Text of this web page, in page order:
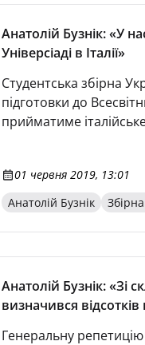
Анатолій Бузнік: «У
Універсіаді в Італії»
Студентська збірна
підготовки до
прийматиме
01 червня 2019, 13:01
Анатолій Бузнік
Анатолій Бузнік: «Зі
визначився відсотків
Генеральну